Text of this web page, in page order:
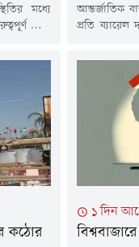
মধ্যে
যৌথ
এ চুক্তির
শুধু
জোরদার
আন্তর্জাতিক
প্রতি ব্যারেল
ইসরাইলি
হরমুজ
একটি খসড়া
সংসদীয়
মানদণ্ড
কঠোর
১ দিন